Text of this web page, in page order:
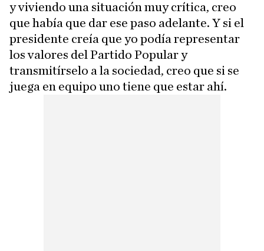
y viviendo una situación muy crítica, creo
que había que dar ese paso adelante. Y si el
presidente creía que yo podía representar
los valores del Partido Popular y
transmitírselo a la sociedad, creo que si se
juega en equipo uno tiene que estar ahí.